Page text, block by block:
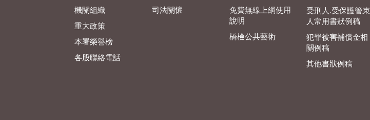
機關組織
重大政策
本署榮譽榜
各股聯絡電話
司法關懷
免費無線上網使用
說明
橋檢公共藝術
受刑人.受保護管束
人常用書狀例稿
犯罪被害補償金相
關例稿
其他書狀例稿